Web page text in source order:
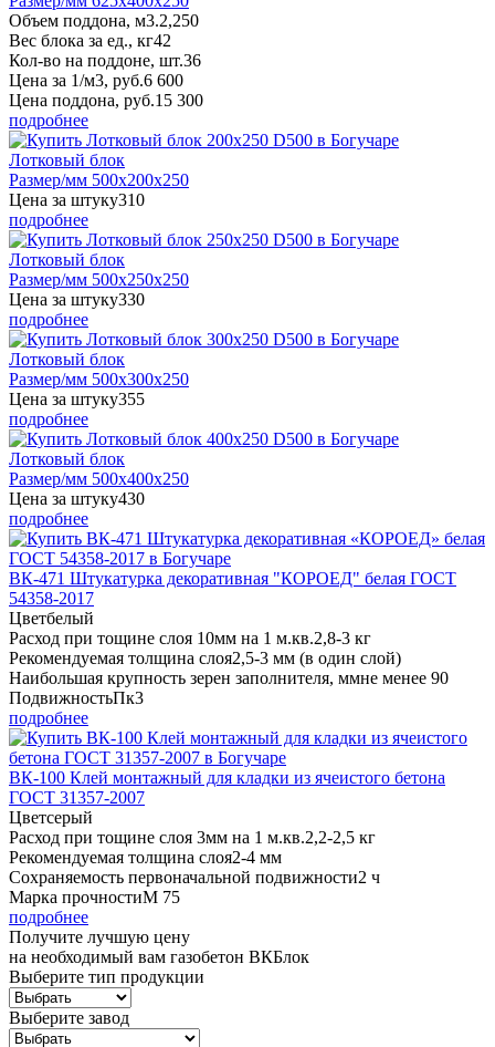
Объем поддона, м3.2,250
Вес блока за ед., кг42
Кол-во на поддоне, шт.36
Цена за 1/м3, руб.6 600
Цена поддона, руб.15 300
подробнее
Лотковый блок
Размер/мм 500x200x250
Цена за штуку310
подробнее
Лотковый блок
Размер/мм 500x250x250
Цена за штуку330
подробнее
Лотковый блок
Размер/мм 500x300x250
Цена за штуку355
подробнее
Лотковый блок
Размер/мм 500x400x250
Цена за штуку430
подробнее
ВК-471 Штукатурка декоративная "КОРОЕД" белая ГОСТ
54358-2017
Цветбелый
Расход при тощине слоя 10мм на 1 м.кв.2,8-3 кг
Рекомендуемая толщина слоя2,5-3 мм (в один слой)
Наибольшая крупность зерен заполнителя, ммне менее 90
ПодвижностьПк3
подробнее
ВК-100 Клей монтажный для кладки из ячеистого бетона
ГОСТ 31357-2007
Цветсерый
Расход при тощине слоя 3мм на 1 м.кв.2,2-2,5 кг
Рекомендуемая толщина слоя2-4 мм
Сохраняемость первоначальной подвижности2 ч
Марка прочностиМ 75
подробнее
Получите лучшую цену
на необходимый вам газобетон ВКБлок
Выберите тип продукции
Выберите завод